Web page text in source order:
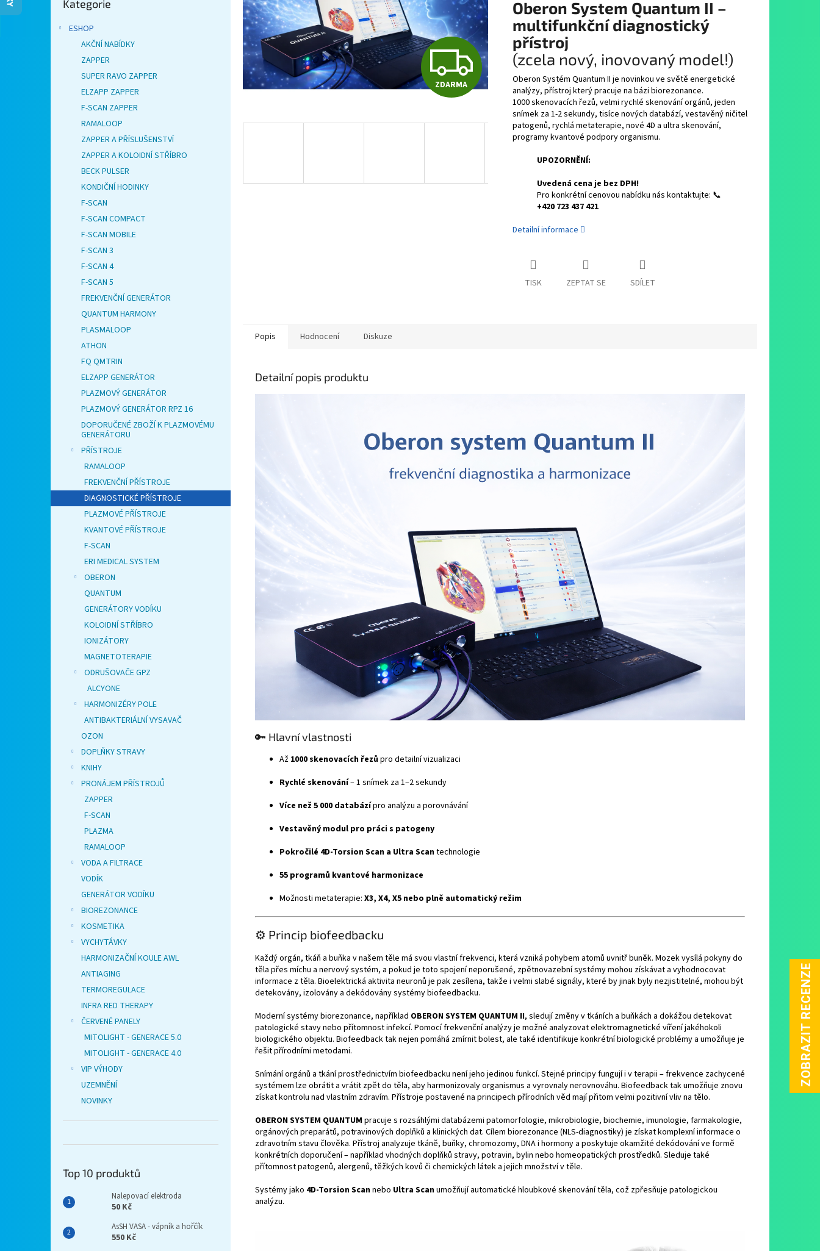
kategorie
Kategorie
ESHOP
AKČNÍ NABÍDKY
ZAPPER
SUPER RAVO ZAPPER
ELZAPP ZAPPER
F-SCAN ZAPPER
RAMALOOP
ZAPPER A PŘÍSLUŠENSTVÍ
ZAPPER A KOLOIDNÍ STŘÍBRO
BECK PULSER
KONDIČNÍ HODINKY
F-SCAN
F-SCAN COMPACT
F-SCAN MOBILE
F-SCAN 3
F-SCAN 4
F-SCAN 5
FREKVENČNÍ GENERÁTOR
QUANTUM HARMONY
PLASMALOOP
ATHON
FQ QMTRIN
ELZAPP GENERÁTOR
PLAZMOVÝ GENERÁTOR
PLAZMOVÝ GENERÁTOR RPZ 16
DOPORUČENÉ ZBOŽÍ K PLAZMOVÉMU
GENERÁTORU
PŘÍSTROJE
RAMALOOP
FREKVENČNÍ PŘÍSTROJE
DIAGNOSTICKÉ PŘÍSTROJE
PLAZMOVÉ PŘÍSTROJE
KVANTOVÉ PŘÍSTROJE
F-SCAN
ERI MEDICAL SYSTEM
OBERON
QUANTUM
GENERÁTORY VODÍKU
KOLOIDNÍ STŘÍBRO
IONIZÁTORY
MAGNETOTERAPIE
ODRUŠOVAČE GPZ
ALCYONE
HARMONIZÉRY POLE
ANTIBAKTERIÁLNÍ VYSAVAČ
OZON
DOPLŇKY STRAVY
KNIHY
PRONÁJEM PŘÍSTROJŮ
ZAPPER
F-SCAN
PLAZMA
RAMALOOP
VODA A FILTRACE
VODÍK
GENERÁTOR VODÍKU
BIOREZONANCE
KOSMETIKA
VYCHYTÁVKY
HARMONIZAČNÍ KOULE AWL
ANTIAGING
TERMOREGULACE
INFRA RED THERAPY
ČERVENÉ PANELY
MITOLIGHT - GENERACE 5.0
MITOLIGHT - GENERACE 4.0
VIP VÝHODY
UZEMNĚNÍ
NOVINKY
Top 10 produktů
Nalepovací elektroda
50 Kč
AsSH VASA - vápník a hořčík
550 Kč
Z
D
R
ZDARMA
Oberon System Quantum II –
multifunkční diagnostický
přístroj
(zcela nový, inovovaný model!)
Oberon Systém Quantum II je novinkou ve světě energetické
analýzy, přístroj který pracuje na bázi biorezonance.
1000 skenovacích řezů, velmi rychlé skenování orgánů, jeden
snímek za 1-2 sekundy, tisíce nových databází, vestavěný ničitel
patogenů, rychlá metaterapie, nové 4D a ultra skenování,
programy kvantové podpory organismu.
UPOZORNĚNÍ:
Uvedená cena je bez DPH!
Pro konkrétní cenovou nabídku nás kontaktujte: 📞
+420 723 437 421
Detailní informace
TISK ZEPTAT SE SDÍLET
Popis Hodnocení Diskuze
Detailní popis produktu
🔑 Hlavní vlastnosti
Až 1000 skenovacích řezůpro detailní vizualizaci
Rychlé skenování– 1 snímek za 1–2 sekundy
Více než 5 000 databázípro analýzu a porovnávání
Vestavěný modul pro práci s patogeny
Pokročilé 4D-Torsion Scan a Ultra Scantechnologie
55 programů kvantové harmonizace
Možnosti metaterapie: X3, X4, X5 nebo plně automatický režim
⚙️ Princip biofeedbacku
Každý orgán, tkáň a buňka v našem těle má svou vlastní frekvenci, která vzniká pohybem atomů uvnitř buněk. Mozek vysílá pokyny do
těla přes míchu a nervový systém, a pokud je toto spojení neporušené, zpětnovazební systémy mohou získávat a vyhodnocovat
informace z těla. Bioelektrická aktivita neuronů je pak zesílena, takže i velmi slabé signály, které by jinak byly nezjistitelné, mohou být
detekovány, izolovány a dekódovány systémy biofeedbacku.
Moderní systémy biorezonance, například OBERON SYSTEM QUANTUM II, sledují změny v tkáních a buňkách a dokážou detekovat
patologické stavy nebo přítomnost infekcí. Pomocí frekvenční analýzy je možné analyzovat elektromagnetické víření jakéhokoli
biologického objektu. Biofeedback tak nejen pomáhá zmírnit bolest, ale také identifikuje konkrétní biologické problémy a umožňuje je
řešit přírodními metodami.
Snímání orgánů a tkání prostřednictvím biofeedbacku není jeho jedinou funkcí. Stejné principy fungují i v terapii – frekvence zachycené
systémem lze obrátit a vrátit zpět do těla, aby harmonizovaly organismus a vyrovnaly nerovnováhu. Biofeedback tak umožňuje znovu
získat kontrolu nad vlastním zdravím. Přístroje postavené na principech přírodních věd mají přitom velmi pozitivní vliv na tělo.
OBERON SYSTEM QUANTUM pracuje s rozsáhlými databázemi patomorfologie, mikrobiologie, biochemie, imunologie, farmakologie,
orgánových preparátů, potravinových doplňků a klinických dat. Cílem biorezonance (NLS-diagnostiky) je získat komplexní informace o
zdravotním stavu člověka. Přístroj analyzuje tkáně, buňky, chromozomy, DNA i hormony a poskytuje okamžité dekódování ve formě
konkrétních doporučení – například vhodných doplňků stravy, potravin, bylin nebo homeopatických prostředků. Sleduje také
přítomnost patogenů, alergenů, těžkých kovů či chemických látek a jejich množství v těle.
Systémy jako 4D-Torsion Scannebo Ultra Scanumožňují automatické hloubkové skenování těla, což zpřesňuje patologickou
analýzu.